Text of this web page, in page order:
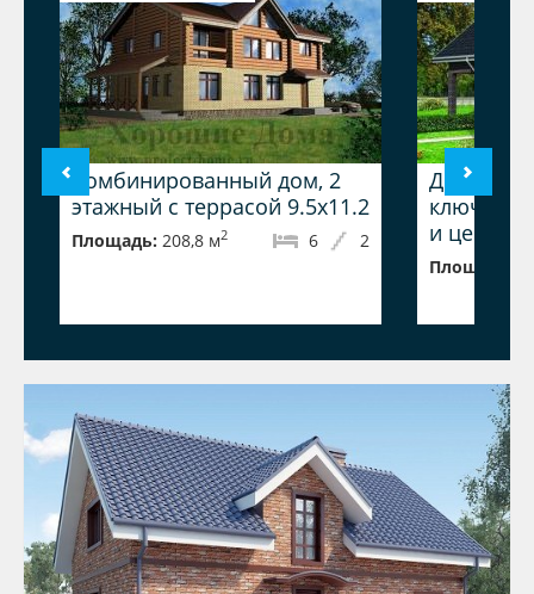
Комбинированный дом, 2
этажный с террасой 9.5x11.2
Площадь: 208,8 м2 2
6
Дом из
ключ,
и цена
Площадь: